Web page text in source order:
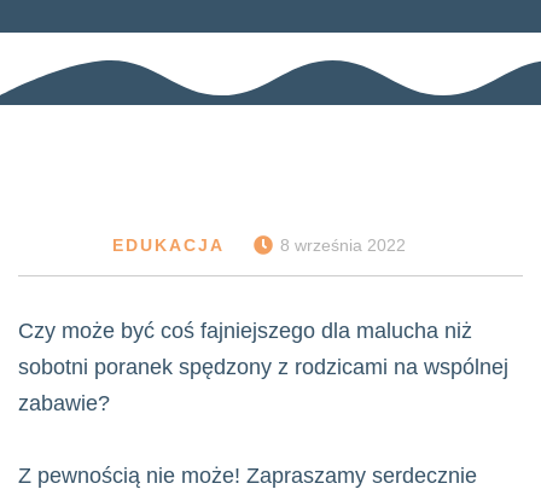
EDUKACJA 8 września 2022
Czy może być coś fajniejszego dla malucha niż
sobotni poranek spędzony z rodzicami na wspólnej
zabawie?
Z pewnością nie może! Zapraszamy serdecznie